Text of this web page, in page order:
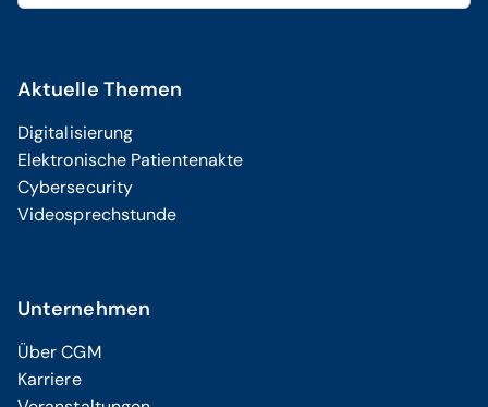
Aktuelle Themen
Digitalisierung
Elektronische Patientenakte
Cybersecurity
Videosprechstunde
Unternehmen
Über CGM
Karriere